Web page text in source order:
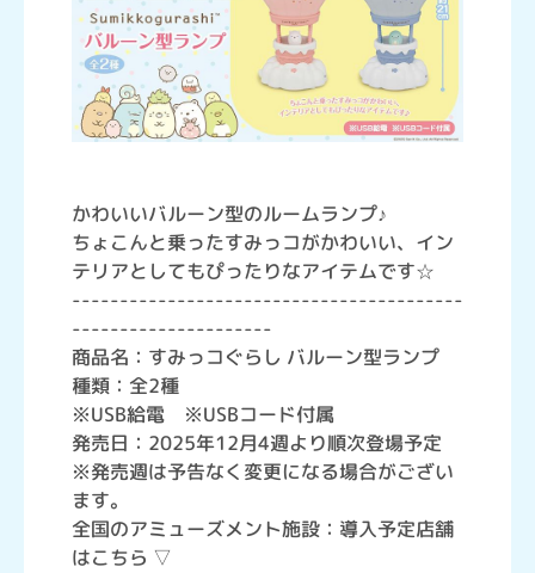
かわいいバルーン型のルームランプ♪
ちょこんと乗ったすみっコがかわいい、イン
テリアとしてもぴったりなアイテムです☆
-----------------------------------------
---------------------
商品名：すみっコぐらし バルーン型ランプ
種類：全2種
※USB給電 ※USBコード付属
発売日：2025年12月4週より順次登場予定
※発売週は予告なく変更になる場合がござい
ます。
全国のアミューズメント施設：導入予定店舗
はこちら ▽